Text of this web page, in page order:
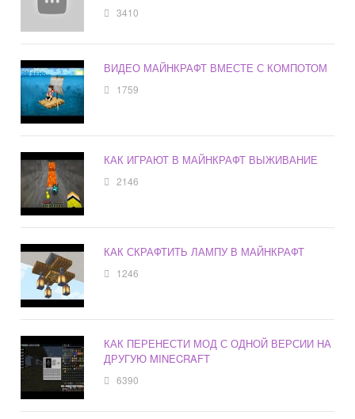
3410
ВИДЕО МАЙНКРАФТ ВМЕСТЕ С КОМПОТОМ
1759
КАК ИГРАЮТ В МАЙНКРАФТ ВЫЖИВАНИЕ
2146
КАК СКРАФТИТЬ ЛАМПУ В МАЙНКРАФТ
1246
КАК ПЕРЕНЕСТИ МОД С ОДНОЙ ВЕРСИИ НА
ДРУГУЮ MINECRAFT
6390